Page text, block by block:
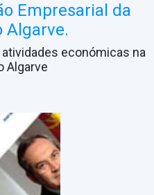
Empresarial da
Algarve.
económicas na
Algarve